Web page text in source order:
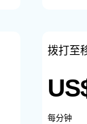
拨打至
每分钟